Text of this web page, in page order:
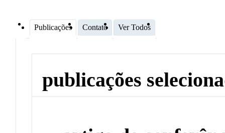
Publicações Contato Ver Todos
publicações